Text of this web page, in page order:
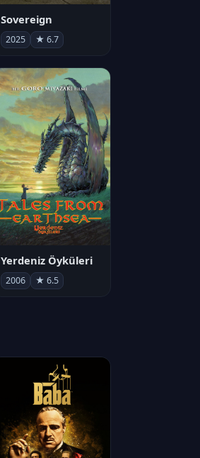
Sovereign
2025 ★ 6.7
Yerdeniz Öyküleri
2006 ★ 6.5